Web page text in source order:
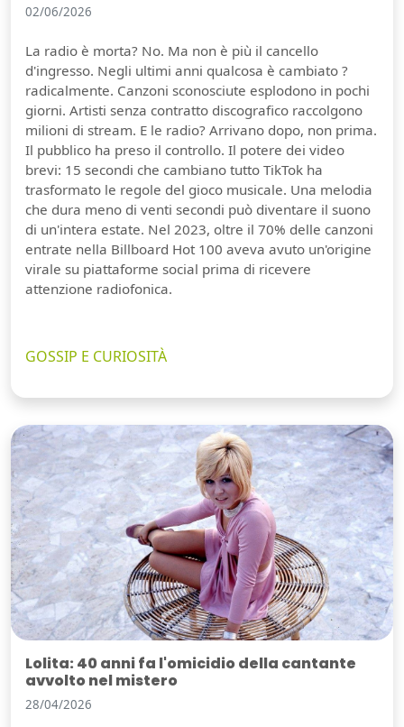
02/06/2026
La radio è morta? No. Ma non è più il cancello
d'ingresso. Negli ultimi anni qualcosa è cambiato ?
radicalmente. Canzoni sconosciute esplodono in pochi
giorni. Artisti senza contratto discografico raccolgono
milioni di stream. E le radio? Arrivano dopo, non prima.
Il pubblico ha preso il controllo. Il potere dei video
brevi: 15 secondi che cambiano tutto TikTok ha
trasformato le regole del gioco musicale. Una melodia
che dura meno di venti secondi può diventare il suono
di un'intera estate. Nel 2023, oltre il 70% delle canzoni
entrate nella Billboard Hot 100 aveva avuto un'origine
virale su piattaforme social prima di ricevere
attenzione radiofonica.
GOSSIP E CURIOSITÀ
Lolita: 40 anni fa l'omicidio della cantante
avvolto nel mistero
28/04/2026